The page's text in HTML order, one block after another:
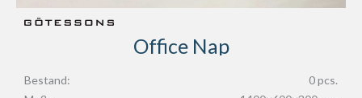
Office Nap
Bestand:
0 pcs.